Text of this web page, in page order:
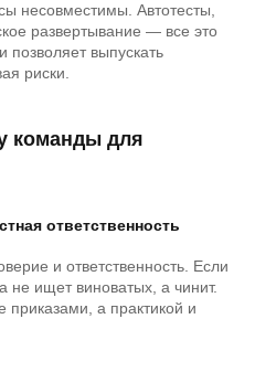
несовместимы. Автотесты,
развертывание — все это
позволяет выпускать
риски.
команды для
ответственность
и ответственность. Если
не ищет виноватых, а чинит.
а практикой и